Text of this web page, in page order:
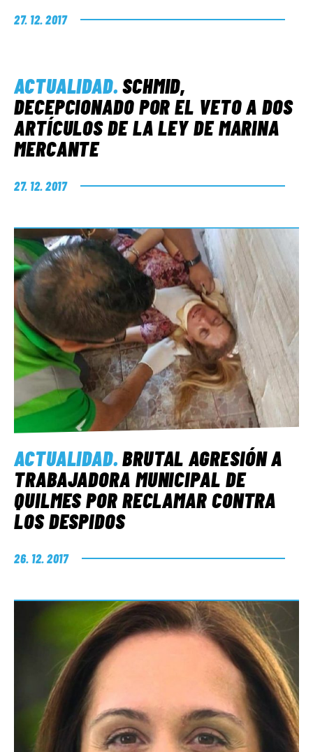
27. 12. 2017
ACTUALIDAD.SCHMID,
DECEPCIONADO POR EL VETO A DOS
ARTÍCULOS DE LA LEY DE MARINA
MERCANTE
27. 12. 2017
ACTUALIDAD.BRUTAL AGRESIÓN A
TRABAJADORA MUNICIPAL DE
QUILMES POR RECLAMAR CONTRA
LOS DESPIDOS
26. 12. 2017